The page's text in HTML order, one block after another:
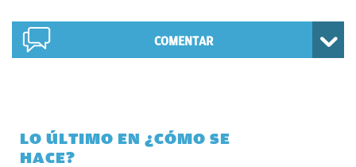
COMENTAR
LO ÚLTIMO EN ¿CÓMO SE
HACE?